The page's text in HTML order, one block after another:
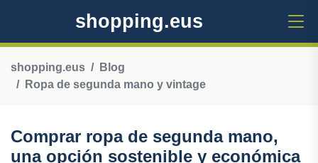
shopping.eus
shopping.eus
Blog
Ropa de segunda mano y vintage
Comprar ropa de segunda mano,
una opción sostenible y económica